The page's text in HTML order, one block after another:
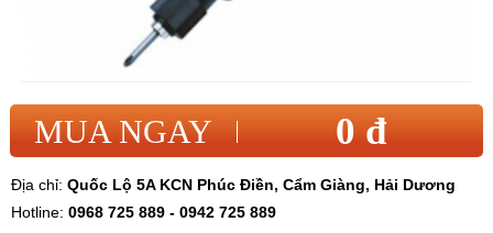
MUA NGAY 0 đ
Địa chỉ: Quốc Lộ 5A KCN Phúc Điền, Cẩm Giàng, Hải Dương
Hotline: 0968 725 889 - 0942 725 889